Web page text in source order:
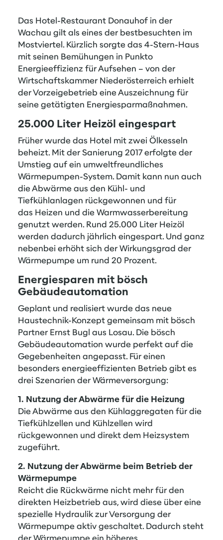
Das Hotel-Restaurant Donauhof in der
Wachau gilt als eines der bestbesuchten im
Mostviertel. Kürzlich sorgte das 4-Stern-Haus
mit seinen Bemühungen in Punkto
Energieeffizienz für Aufsehen – von der
Wirtschaftskammer Niederösterreich erhielt
der Vorzeigebetrieb eine Auszeichnung für
seine getätigten Energiesparmaßnahmen.
25.000 Liter Heizöl eingespart
Früher wurde das Hotel mit zwei Ölkesseln
beheizt. Mit der Sanierung 2017 erfolgte der
Umstieg auf ein umweltfreundliches
Wärmepumpen-System. Damit kann nun auch
die Abwärme aus den Kühl- und
Tiefkühlanlagen rückgewonnen und für
das Heizen und die Warmwasserbereitung
genutzt werden. Rund 25.000 Liter Heizöl
werden dadurch jährlich eingespart. Und ganz
nebenbei erhöht sich der Wirkungsgrad der
Wärmepumpe um rund 20 Prozent.
Energiesparen mit bösch
Gebäudeautomation
Geplant und realisiert wurde das neue
Haustechnik-Konzept gemeinsam mit bösch
Partner Ernst Bugl aus Losau. Die bösch
Gebäudeautomation wurde perfekt auf die
Gegebenheiten angepasst. Für einen
besonders energieeffizienten Betrieb gibt es
drei Szenarien der Wärmeversorgung:
1. Nutzung der Abwärme für die Heizung
Die Abwärme aus den Kühlaggregaten für die
Tiefkühlzellen und Kühlzellen wird
rückgewonnen und direkt dem Heizsystem
zugeführt.
2. Nutzung der Abwärme beim Betrieb der
Wärmepumpe
Reicht die Rückwärme nicht mehr für den
direkten Heizbetrieb aus, wird diese über eine
spezielle Hydraulik zur Versorgung der
Wärmepumpe aktiv geschaltet. Dadurch steht